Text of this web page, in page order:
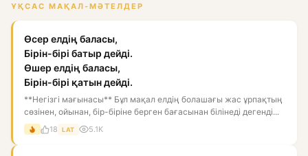
ҰҚСАС МАҚАЛ-МӘТЕЛДЕР
Өсер елдің баласы,
Бірін-бірі батыр дейді.
Өшер елдің баласы,
Бірін-бірі қатын дейді.
**Негізгі мағынасы** Бұл мақал елдің болашағы жас ұрпақтың
сөзінен, ойынан, бір-біріне берген бағасынан білінеді дегенді...
18 LAT 5.1K